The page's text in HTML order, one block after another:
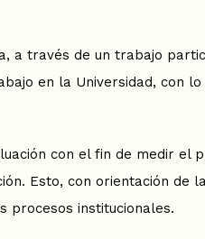
través de un trabajo
en la Universidad, con
con el fin de medir el
Esto, con orientación de
procesos institucionales.